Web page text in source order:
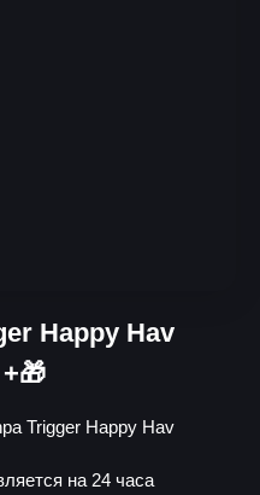
Happy Hav
Trigger Happy Hav
на 24 часа